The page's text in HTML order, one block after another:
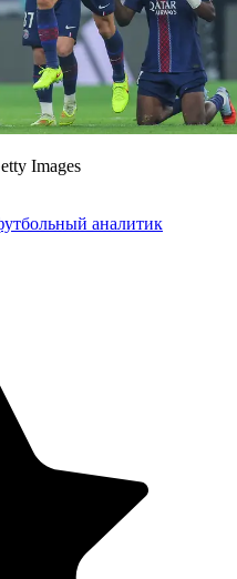
Images
аналитик